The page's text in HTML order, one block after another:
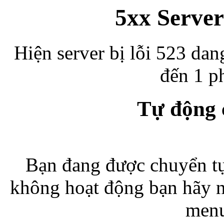
5xx
Hiện server bị lỗi 523
đến 1
Tự động
Bạn đang được chuyển
không hoạt động bạn hãy